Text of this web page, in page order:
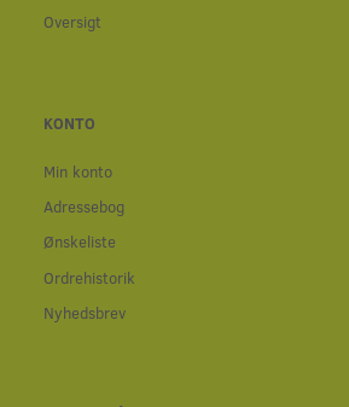
Oversigt
KONTO
Min konto
Adressebog
Ønskeliste
Ordrehistorik
Nyhedsbrev